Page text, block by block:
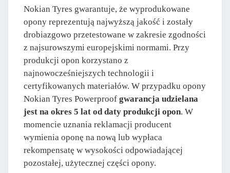
Nokian Tyres gwarantuje, że wyprodukowane
opony reprezentują najwyższą jakość i zostały
drobiazgowo przetestowane w zakresie zgodności
z najsurowszymi europejskimi normami. Przy
produkcji opon korzystano z
najnowocześniejszych technologii i
certyfikowanych materiałów. W przypadku opony
Nokian Tyres Powerproof gwarancja udzielana
jest na okres 5 lat od daty produkcji opon. W
momencie uznania reklamacji producent
wymienia oponę na nową lub wypłaca
rekompensatę w wysokości odpowiadającej
pozostałej, użytecznej części opony.